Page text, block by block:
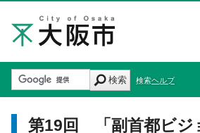
検索 検索ヘルプ
第19回 「副首都ビジ